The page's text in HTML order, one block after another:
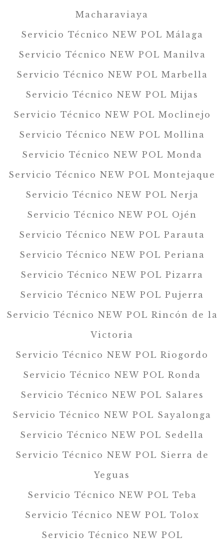
Macharaviaya
Servicio Técnico NEW POL Málaga
Servicio Técnico NEW POL Manilva
Servicio Técnico NEW POL Marbella
Servicio Técnico NEW POL Mijas
Servicio Técnico NEW POL Moclinejo
Servicio Técnico NEW POL Mollina
Servicio Técnico NEW POL Monda
Servicio Técnico NEW POL Montejaque
Servicio Técnico NEW POL Nerja
Servicio Técnico NEW POL Ojén
Servicio Técnico NEW POL Parauta
Servicio Técnico NEW POL Periana
Servicio Técnico NEW POL Pizarra
Servicio Técnico NEW POL Pujerra
Servicio Técnico NEW POL Rincón de la
Victoria
Servicio Técnico NEW POL Riogordo
Servicio Técnico NEW POL Ronda
Servicio Técnico NEW POL Salares
Servicio Técnico NEW POL Sayalonga
Servicio Técnico NEW POL Sedella
Servicio Técnico NEW POL Sierra de
Yeguas
Servicio Técnico NEW POL Teba
Servicio Técnico NEW POL Tolox
Servicio Técnico NEW POL